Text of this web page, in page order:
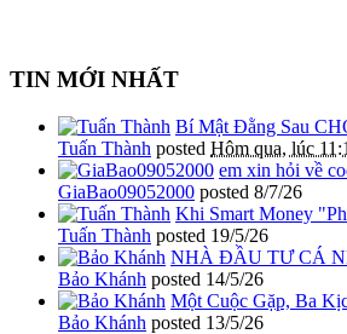
TIN MỚI NHẤT
Bí Mật Đằng Sau
Tuấn Thành posted Hôm qua, lúc
em xin hỏi về
GiaBao09052000 posted 8/7/26
Khi Smart Money
Tuấn Thành posted 19/5/26
NHÀ ĐẦU TƯ CÁ
Bảo Khánh posted 14/5/26
Một Cuộc Gặp, Ba
Bảo Khánh posted 13/5/26